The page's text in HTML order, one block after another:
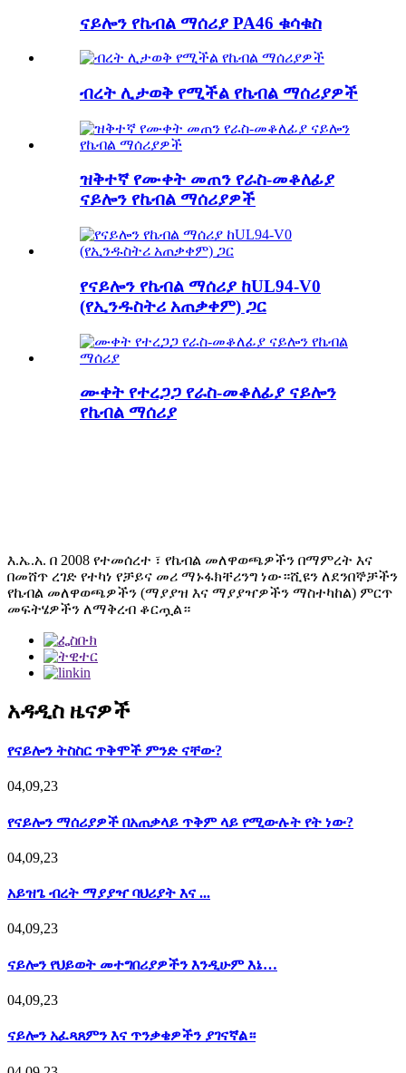
ናይሎን የኬብል ማሰሪያ PA46 ቁሳቁስ
ብረት ሊታወቅ የሚችል የኬብል ማሰሪያዎች
ዝቅተኛ የሙቀት መጠን የራስ-መቆለፊያ
ናይሎን የኬብል ማሰሪያዎች
የናይሎን የኬብል ማሰሪያ ከUL94-V0
(የኢንዱስትሪ አጠቃቀም) ጋር
ሙቀት የተረጋጋ የራስ-መቆለፊያ ናይሎን
የኬብል ማሰሪያ
እ.ኤ.አ. በ 2008 የተመሰረተ ፣ የኬብል መለዋወጫዎችን በማምረት እና
በመሸጥ ረገድ የተካነ የቻይና መሪ ማኑፋክቸሪንግ ነው።ሺዩን ለደንበኞቻችን
የኬብል መለዋወጫዎችን (ማያያዝ እና ማያያዣዎችን ማስተካከል) ምርጥ
መፍትሄዎችን ለማቅረብ ቆርጧል።
አዳዲስ ዜናዎች
የናይሎን ትስስር ጥቅሞች ምንድ ናቸው?
04,09,23
የናይሎን ማሰሪያዎች በአጠቃላይ ጥቅም ላይ የሚውሉት የት ነው?
04,09,23
አይዝጌ ብረት ማያያዣ ባህሪያት እና ...
04,09,23
ናይሎን የህይወት መተግበሪያዎችን እንዲሁም እኔ…
04,09,23
ናይሎን አፈጻጸምን እና ጥንቃቄዎችን ያገናኛል።